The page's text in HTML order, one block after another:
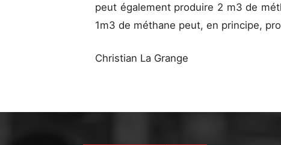
peut également produire 2 m3 de
1m3 de méthane peut, en principe,
Christian La Grange